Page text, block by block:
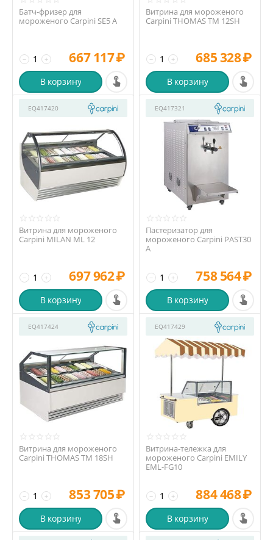
Батч-фризер для
мороженого Carpini SE5 A
+
− 667 117₽
В корзину
Витрина для мороженого
Carpini THOMAS TM 12SH
+
− 685 328₽
В корзину
EQ417420
Витрина для мороженого
Carpini MILAN ML 12
+
− 697 962₽
В корзину
EQ417321
Пастеризатор для
мороженого Carpini PAST30
A
+
− 758 564₽
В корзину
EQ417424
Витрина для мороженого
Carpini THOMAS TM 18SH
+
− 853 705₽
В корзину
EQ417429
Витрина-тележка для
мороженого Carpini EMILY
EML-FG10
+
− 884 468₽
В корзину